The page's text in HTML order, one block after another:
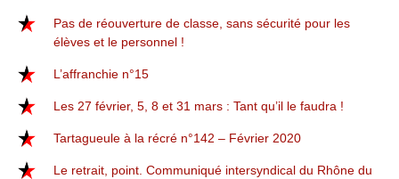
Pas de réouverture de classe, sans sécurité pour les
élèves et le personnel !
L’affranchie n°15
Les 27 février, 5, 8 et 31 mars : Tant qu’il le faudra !
Tartagueule à la récré n°142 – Février 2020
Le retrait, point. Communiqué intersyndical du Rhône du